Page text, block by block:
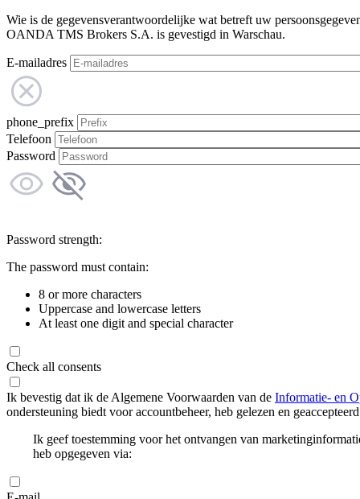
Wie is de gegevensverantwoordelijke wat betreft uw
OANDA TMS Brokers S.A. is gevestigd in Warschau.
E-mailadres
phone_prefix
Telefoon
Password
Password strength:
The password must contain:
8 or more characters
Uppercase and lowercase letters
At least one digit and special character
Check all consents
Ik bevestig dat ik de Algemene Voorwaarden van de Informatie- en
ondersteuning biedt voor accountbeheer, heb gelezen en
Ik geef toestemming voor het ontvangen van
heb opgegeven via: